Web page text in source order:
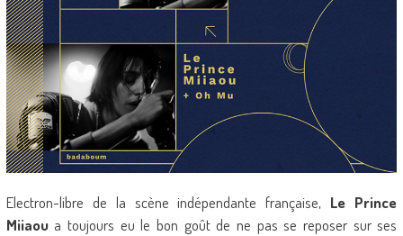
Electron-libre de la scène indépendante française, Le Prince
Miiaoua toujours eu le bon goût de ne pas se reposer sur ses